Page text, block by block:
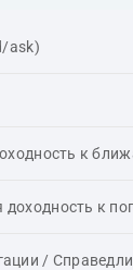
ask)
к
к
/